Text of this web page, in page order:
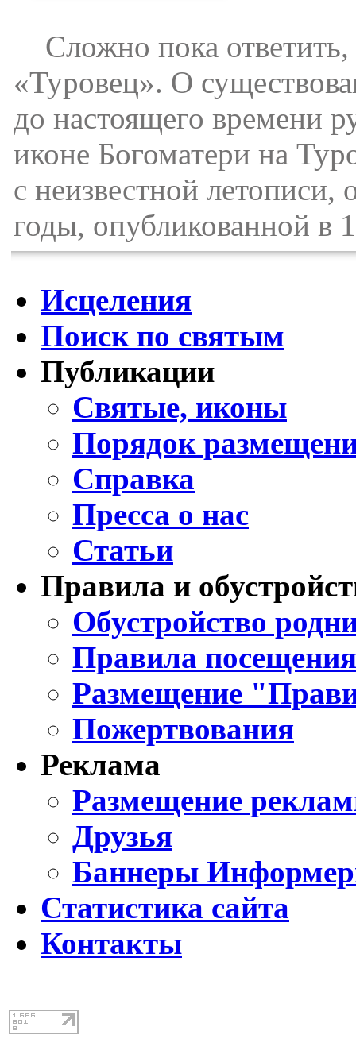
Сложно пока ответить,
«Туровец». О
до настоящего времени
иконе Богоматери на
с неизвестной
годы, опубликованной в
Исцеления
Поиск по святым
Публикации
Святые, иконы
Порядок
Справка
Пресса о нас
Статьи
Правила и
Обустройство
Правила
Размещение
Пожертвования
Реклама
Размещение
Друзья
Баннеры
Статистика сайта
Контакты